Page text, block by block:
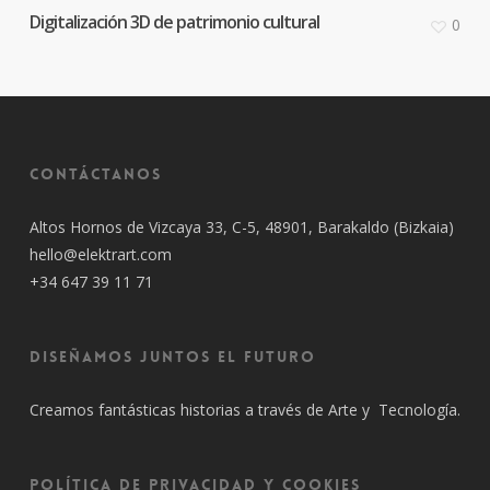
Digitalización 3D de patrimonio cultural 0
Contáctanos
Altos Hornos de Vizcaya 33, C-5, 48901, Barakaldo (Bizkaia)
hello@elektrart.com
+34 647 39 11 71
Diseñamos juntos el futuro
Creamos fantásticas historias a través de Arte y Tecnología.
Política de privacidad y cookies